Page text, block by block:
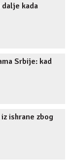
kada
Srbije: kad
ishrane zbog